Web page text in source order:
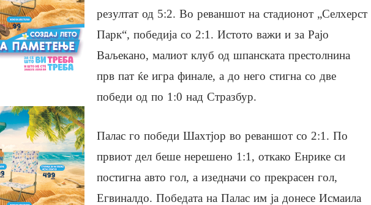
резултат од 5:2. Во реваншот на стадионот „Селхерст
Парк“, победија со 2:1. Истото важи и за Рајо
Ваљекано, малиот клуб од шпанската престолнина
прв пат ќе игра финале, а до него стигна со две
победи од по 1:0 над Стразбур.
Палас го победи Шахтјор во реваншот со 2:1. По
првиот дел беше нерешено 1:1, откако Енрике си
постигна авто гол, а изедначи со прекрасен гол,
Егвиналдо. Победата на Палас им ја донесе Исмаила